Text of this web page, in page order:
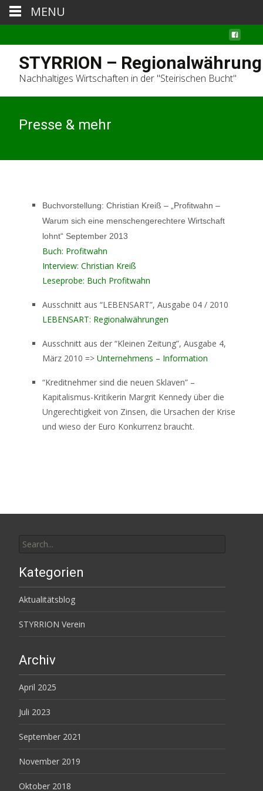
STYRRION – Regionalwährung
Nachhaltiges Wirtschaften in der "Steirischen Bucht"
Presse & mehr
Buchvorstellung: Christian Kreiß – „ Profitwahn –
Warum sich eine menschengerechtere Wirtschaft
lohnt“ September 2013
Buch: Profitwahn
Interview: Christian Kreiß
Leseprobe: Buch Profitwahn
Ausschnitt aus “LEBENSART”, Ausgabe 04 / 2010
LEBENSART: Regionalwährungen
Ausschnitt aus der “Kleinen Zeitung”, Ausgabe 4,
März 2010 => Unternehmens – Information
“Kreditnehmer sind die neuen Sklaven” –
Kapitalismus-Kritikerin Margrit Kennedy über die
Ungerechtigkeit von Zinsen, die Ursachen der Krise
und wieso der Euro Konkurrenz braucht.
for:
Kategorien
Aktualitätsblog
STYRRION Verein
Archiv
April 2025
Juli 2023
September 2021
November 2019
Oktober 2018
MENU